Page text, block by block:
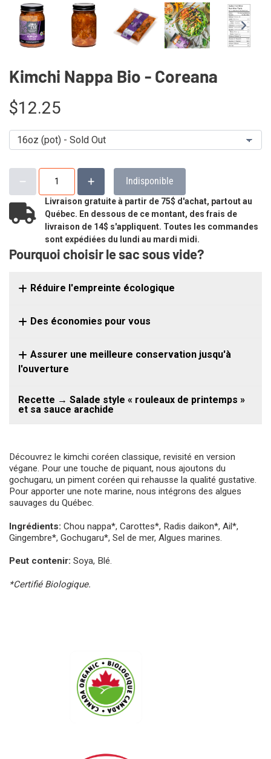
Kimchi Nappa Bio - Coreana
$12.25
Indisponible
Livraison gratuite à partir de 75$ d'achat, partout au
Québec. En dessous de ce montant, des frais de
livraison de 14$ s'appliquent. Toutes les commandes
sont expédiées du lundi au mardi midi.
Pourquoi choisir le sac sous vide?
Réduire l'empreinte écologique
Des économies pour vous
Assurer une meilleure conservation jusqu'à
l'ouverture
Recette → Salade style « rouleaux de printemps »
et sa sauce arachide
Découvrez le kimchi coréen classique, revisité en version
végane. Pour une touche de piquant, nous ajoutons du
gochugaru, un piment coréen qui rehausse la qualité gustative.
Pour apporter une note marine, nous intégrons des algues
sauvages du Québec.
Ingrédients: Chou nappa*, Carottes*, Radis daikon*, Ail*,
Gingembre*, Gochugaru*, Sel de mer, Algues marines.
Peut contenir: Soya, Blé.
*Certifié Biologique.